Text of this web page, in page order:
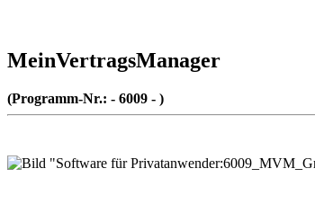
MeinVertragsManager
(Programm-Nr.: - 6009 - )